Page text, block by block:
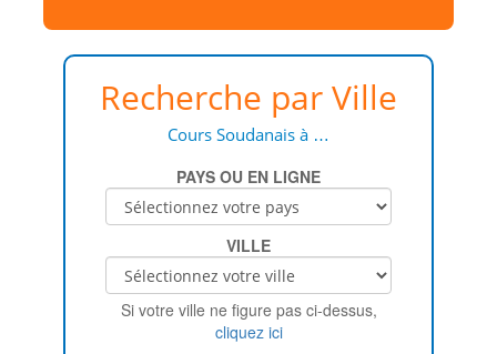
Recherche par Ville
Cours Soudanais à …
PAYS OU EN LIGNE
VILLE
Si votre ville ne figure pas ci-dessus,
cliquez ici